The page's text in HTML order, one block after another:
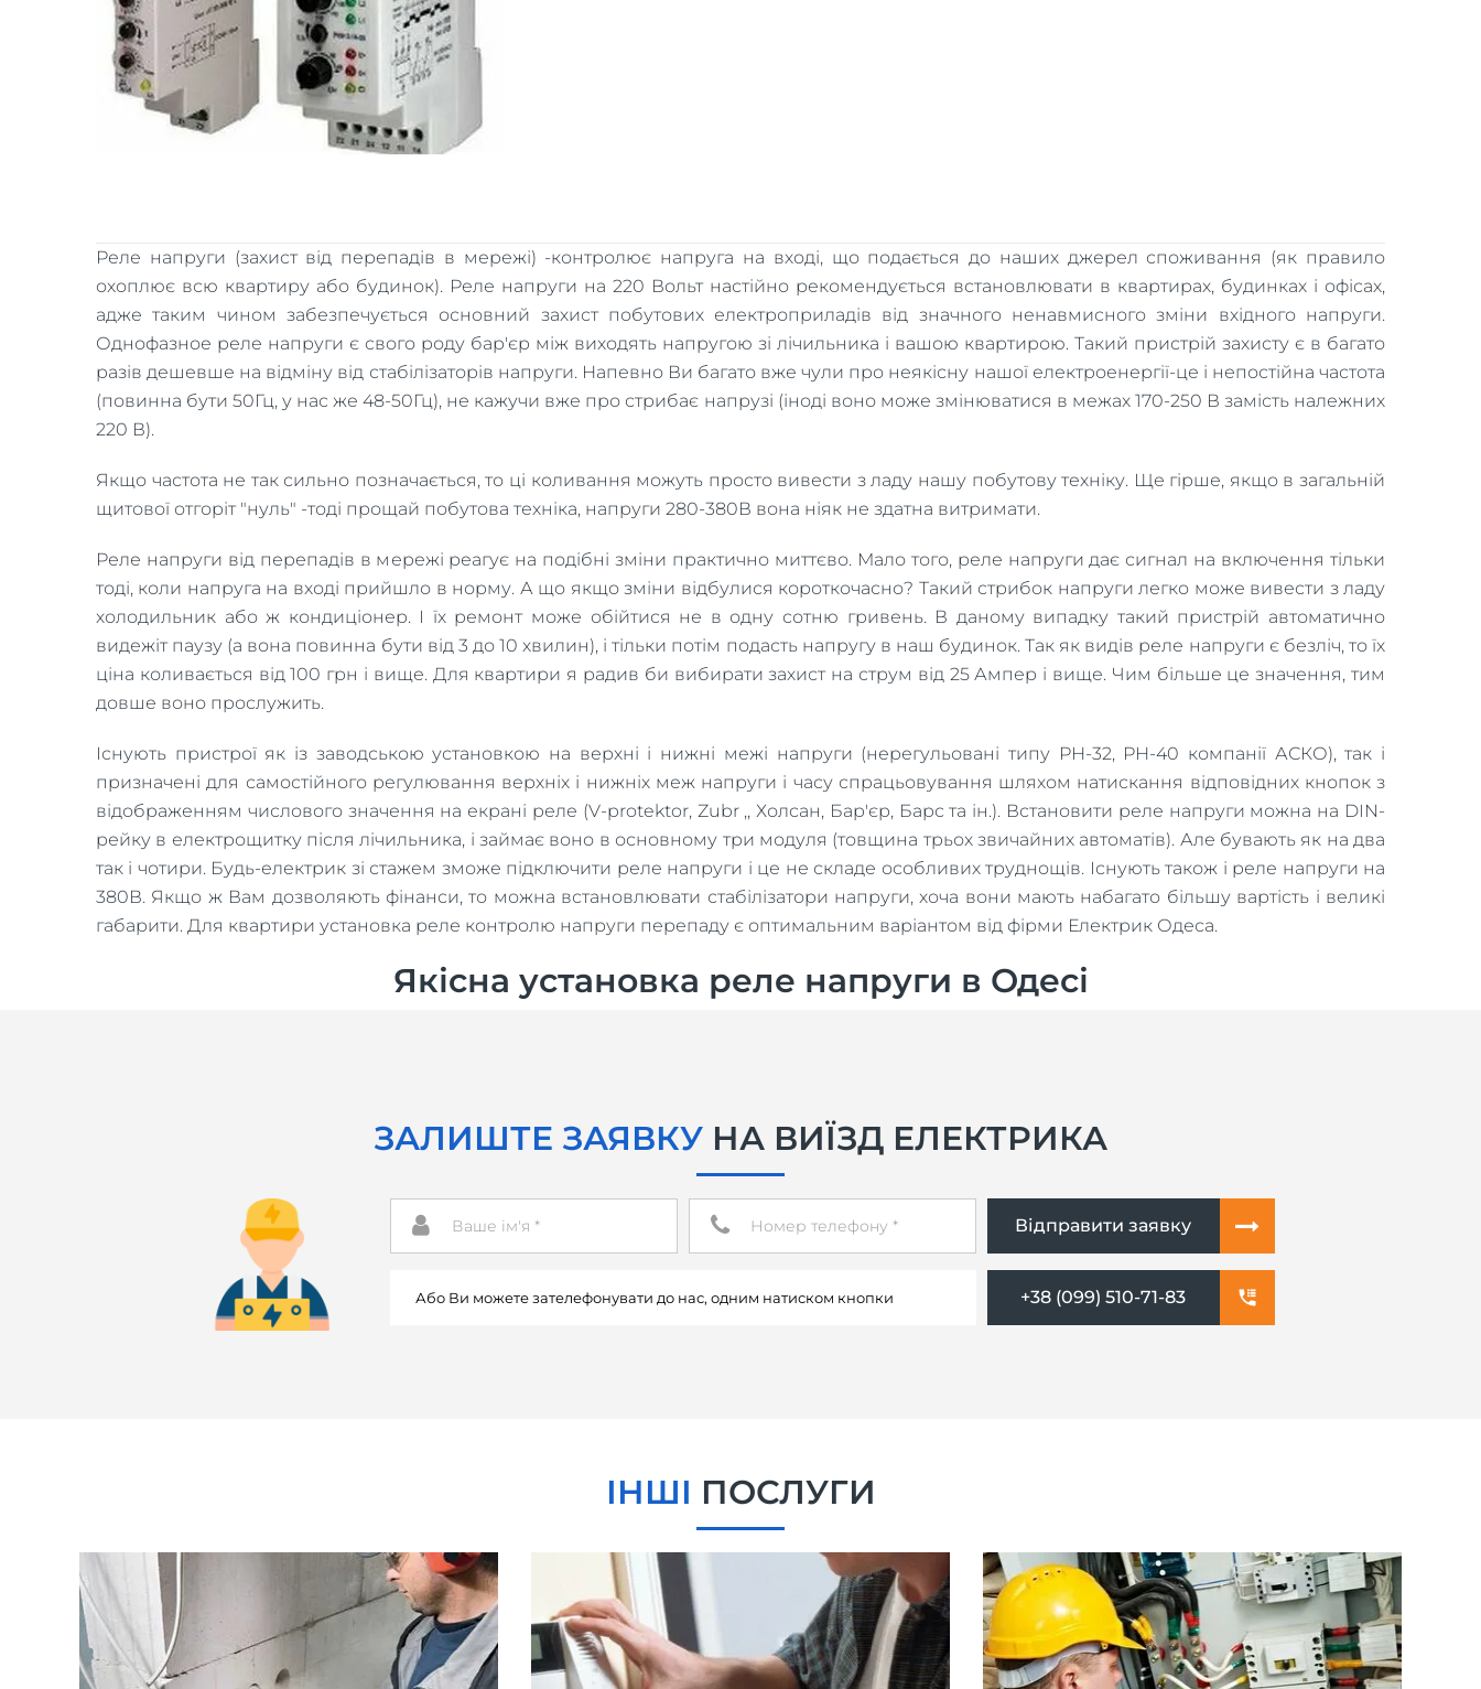
Реле напруги (захист від перепадів в мережі) -контролює напруга на вході, що подається до наших джерел споживання (як правило
охоплює всю квартиру або будинок). Реле напруги на 220 Вольт настійно рекомендується встановлювати в квартирах, будинках і офісах,
адже таким чином забезпечується основний захист побутових електроприладів від значного ненавмисного зміни вхідного напруги.
Однофазное реле напруги є свого роду бар'єр між виходять напругою зі лічильника і вашою квартирою. Такий пристрій захисту є в багато
разів дешевше на відміну від стабілізаторів напруги. Напевно Ви багато вже чули про неякісну нашої електроенергії-це і непостійна частота
(повинна бути 50Гц, у нас же 48-50Гц), не кажучи вже про стрибає напрузі (іноді воно може змінюватися в межах 170-250 В замість належних
220 В).
Якщо частота не так сильно позначається, то ці коливання можуть просто вивести з ладу нашу побутову техніку. Ще гірше, якщо в загальній
щитової отгоріт "нуль" -тоді прощай побутова техніка, напруги 280-380В вона ніяк не здатна витримати.
Реле напруги від перепадів в мережі реагує на подібні зміни практично миттєво. Мало того, реле напруги дає сигнал на включення тільки
тоді, коли напруга на вході прийшло в норму. А що якщо зміни відбулися короткочасно? Такий стрибок напруги легко може вивести з ладу
холодильник або ж кондиціонер. І їх ремонт може обійтися не в одну сотню гривень. В даному випадку такий пристрій автоматично
видежіт паузу (а вона повинна бути від 3 до 10 хвилин), і тільки потім подасть напругу в наш будинок. Так як видів реле напруги є безліч, то їх
ціна коливається від 100 грн і вище. Для квартири я радив би вибирати захист на струм від 25 Ампер і вище. Чим більше це значення, тим
довше воно прослужить.
Існують пристрої як із заводською установкою на верхні і нижні межі напруги (нерегульовані типу РН-32, РН-40 компанії АСКО), так і
призначені для самостійного регулювання верхніх і нижніх меж напруги і часу спрацьовування шляхом натискання відповідних кнопок з
відображенням числового значення на екрані реле (V-protektor, Zubr ,, Холсан, Бар'єр, Барс та ін.). Встановити реле напруги можна на DIN-
рейку в електрощитку після лічильника, і займає воно в основному три модуля (товщина трьох звичайних автоматів). Але бувають як на два
так і чотири. Будь-електрик зі стажем зможе підключити реле напруги і це не складе особливих труднощів. Існують також і реле напруги на
380В. Якщо ж Вам дозволяють фінанси, то можна встановлювати стабілізатори напруги, хоча вони мають набагато більшу вартість і великі
габарити. Для квартири установка реле контролю напруги перепаду є оптимальним варіантом від фірми Електрик Одеса.
Якісна установка реле напруги в Одесі
ЗАЛИШТЕ ЗАЯВКУ НА ВИЇЗД ЕЛЕКТРИКА
Відправити заявку
Або Ви можете зателефонувати до нас, одним натиском кнопки +38 (099) 510-71-83
ІНШІ ПОСЛУГИ